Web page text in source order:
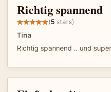
Richtig spannend
(5 stars)
Tina
Richtig spannend .. und